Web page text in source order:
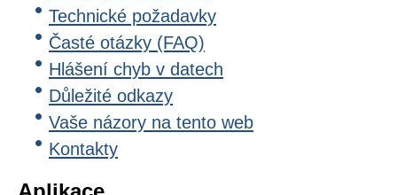
Technické požadavky
Časté otázky (FAQ)
Hlášení chyb v datech
Důležité odkazy
Vaše názory na tento web
Kontakty